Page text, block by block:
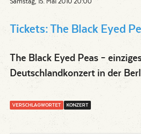
Tickets: The Black Eyed
The Black Eyed Peas –
Deutschlandkonzert in der
VERSCHLAGWORTET KONZERT